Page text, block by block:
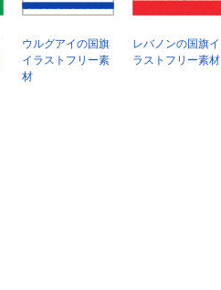
ウルグアイの国旗
イラストフリー素
材
レバノンの国旗イ
ラストフリー素材